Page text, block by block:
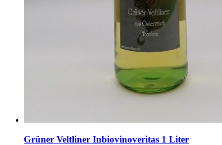
Grüner Veltliner Inbiovinoveritas 1 Liter